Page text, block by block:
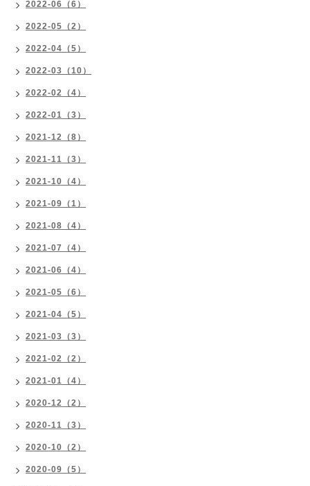
2022-06（6）
2022-05（2）
2022-04（5）
2022-03（10）
2022-02（4）
2022-01（3）
2021-12（8）
2021-11（3）
2021-10（4）
2021-09（1）
2021-08（4）
2021-07（4）
2021-06（4）
2021-05（6）
2021-04（5）
2021-03（3）
2021-02（2）
2021-01（4）
2020-12（2）
2020-11（3）
2020-10（2）
2020-09（5）